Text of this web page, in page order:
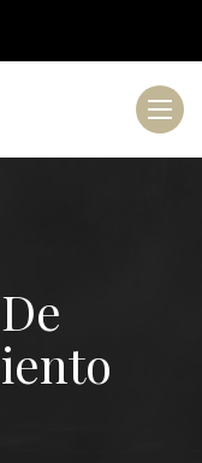
Toggle